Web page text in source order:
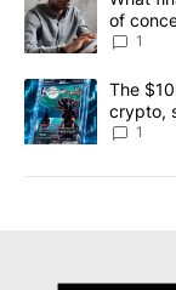
of
1
A trending article
The
crypto,
8
1